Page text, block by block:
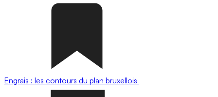
Engrais : les contours du plan bruxellois